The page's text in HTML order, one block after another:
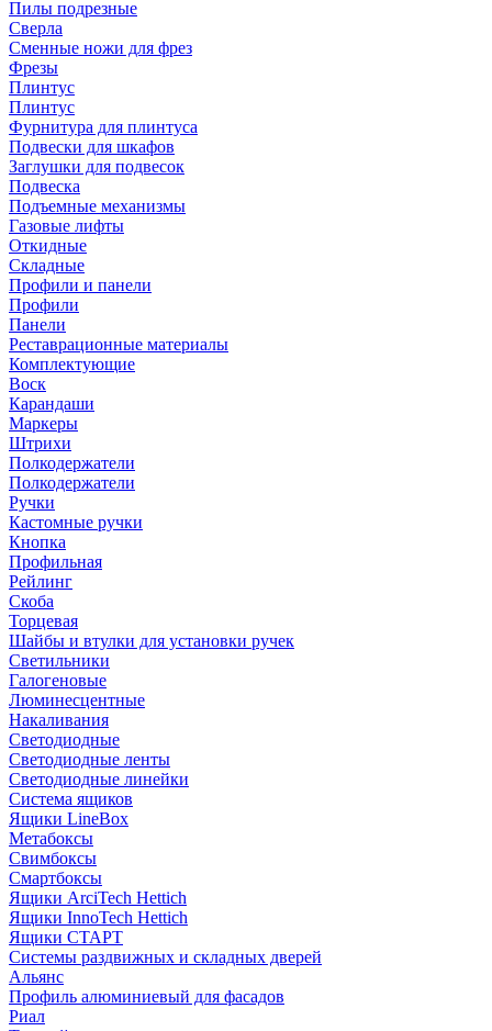
Пилы подрезные
Сверла
Сменные ножи для фрез
Фрезы
Плинтус
Плинтус
Фурнитура для плинтуса
Подвески для шкафов
Заглушки для подвесок
Подвеска
Подъемные механизмы
Газовые лифты
Откидные
Складные
Профили и панели
Профили
Панели
Реставрационные материалы
Комплектующие
Воск
Карандаши
Маркеры
Штрихи
Полкодержатели
Полкодержатели
Ручки
Кастомные ручки
Кнопка
Профильная
Рейлинг
Скоба
Торцевая
Шайбы и втулки для установки ручек
Светильники
Галогеновые
Люминесцентные
Накаливания
Светодиодные
Светодиодные ленты
Светодиодные линейки
Система ящиков
Ящики LineBox
Метабоксы
Свимбоксы
Смартбоксы
Ящики ArciTech Hettich
Ящики InnoTech Hettich
Ящики СТАРТ
Системы раздвижных и складных дверей
Альянс
Профиль алюминиевый для фасадов
Риал